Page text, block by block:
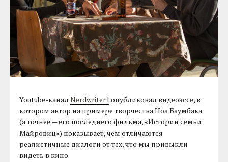
Youtube-каналNerdwriter1опубликовал видеоэссе, в
котором автор на примере творчества Ноа Баумбака
(а точнее — его последнего фильма, «Истории семьи
Майровиц») показывает, чем отличаются
реалистичные диалоги от тех, что мы привыкли
видеть в кино.